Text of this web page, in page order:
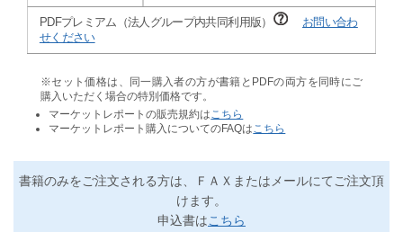
PDFプレミアム（法人グループ内共同利用版）
お問い合わ
せください
※セット価格は、同一購入者の方が書籍とPDFの両方を同時にご
購入いただく場合の特別価格です。
マーケットレポートの販売規約は こちら
マーケットレポート購入についてのFAQは こちら
書籍のみをご注文される方は、ＦＡＸまたはメールにてご注文頂
けます。
申込書はこちら